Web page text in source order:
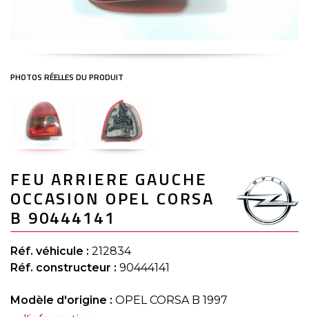
to
the
beginning
of
the
images
gallery
FEU ARRIERE GAUCHE
OCCASION OPEL CORSA
B 90444141
Réf. véhicule : 212834
Réf. constructeur : 90444141
Modèle d'origine : OPEL CORSA B 1997